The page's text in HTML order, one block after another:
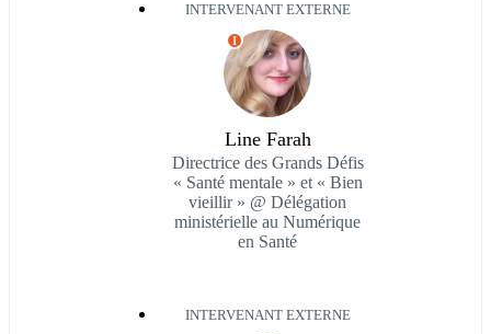
INTERVENANT EXTERNE
I
Line Farah
Directrice des Grands Défis
« Santé mentale » et « Bien
vieillir » @ Délégation
ministérielle au Numérique
en Santé
INTERVENANT EXTERNE